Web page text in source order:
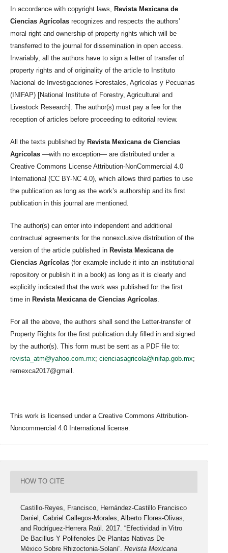
In accordance with copyright laws,
Revista Mexicana de
Ciencias Agrícolas recognizes and respects the authors’
moral right and ownership of property rights which will be
transferred to the journal for dissemination in open access.
Invariably, all the authors have to sign a letter of transfer of
property rights and of originality of the article to Instituto
Nacional de Investigaciones Forestales, Agrícolas y Pecuarias
(INIFAP) [National Institute of Forestry, Agricultural and
Livestock Research]. The author(s) must pay a fee for the
reception of articles before proceeding to editorial review.
All the texts published by Revista Mexicana de Ciencias
Agrícolas —with no exception— are distributed under a
Creative Commons License Attribution-NonCommercial 4.0
International (CC BY-NC 4.0), which allows third parties to use
the publication as long as the work’s authorship and its first
publication in this journal are mentioned.
The author(s) can enter into independent and additional
contractual agreements for the nonexclusive distribution of the
version of the article published in Revista Mexicana de
Ciencias Agrícolas (for example include it into an institutional
repository or publish it in a book) as long as it is clearly and
explicitly indicated that the work was published for the first
time in Revista Mexicana de Ciencias Agrícolas
For all the above, the authors shall send the Letter-transfer of
Property Rights for the first publication duly filled in and signed
by the author(s). This form must be sent as a PDF file to:
revista_atm@yahoo.com.mx; cienciasagricola@inifap.gob.mx;
remexca2017@gmail.
This work is licensed under a Creative Commons Attribution-
Noncommercial 4.0 International license.
HOW TO CITE
Castillo-Reyes, Francisco, Hernández-Castillo Francisco
Daniel, Gabriel Gallegos-Morales, Alberto Flores-Olivas,
and Rodríguez-Herrera Raúl. 2017. “Efectividad in Vitro
De Bacillus Y Polifenoles De Plantas Nativas De
México Sobre Rhizoctonia-Solani”.Revista Mexicana